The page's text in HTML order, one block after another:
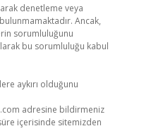
denetleme veya
Ancak,
sorumluluğunu
bu sorumluluğu kabul
aykırı olduğunu
adresine bildirmeniz
içerisinde sitemizden